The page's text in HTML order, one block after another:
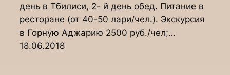
день в Тбилиси, 2- й день обед. Питание в
ресторане (от 40-50 лари/чел.). Экскурсия
в Горную Аджарию 2500 руб./чел;…
18.06.2018